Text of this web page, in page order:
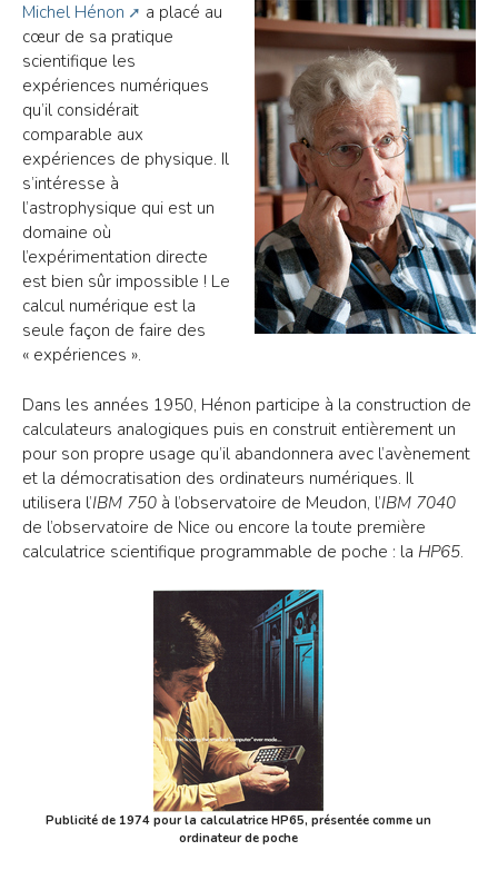
Michel Hénon
a placé au
cœur de sa pratique
scientifique les
expériences numériques
qu’il considérait
comparable aux
expériences de physique. Il
s’intéresse à
l’astrophysique qui est un
domaine où
l’expérimentation directe
est bien sûr impossible ! Le
calcul numérique est la
seule façon de faire des
« expériences ».
Dans les années 1950, Hénon participe à la construction de
calculateurs analogiques puis en construit entièrement un
pour son propre usage qu’il abandonnera avec l’avènement
et la démocratisation des ordinateurs numériques. Il
utilisera l’IBM 750 à l’observatoire de Meudon, l’IBM 7040
de l’observatoire de Nice ou encore la toute première
calculatrice scientifique programmable de poche : la HP65.
Publicité de 1974 pour la calculatrice HP65, présentée comme un
ordinateur de poche